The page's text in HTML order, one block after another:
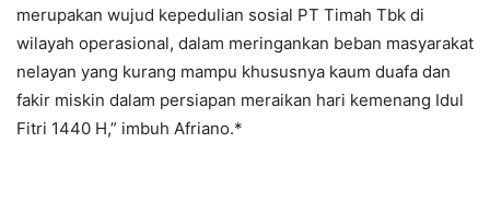
merupakan wujud kepedulian sosial PT Timah Tbk di
wilayah operasional, dalam meringankan beban masyarakat
nelayan yang kurang mampu khususnya kaum duafa dan
fakir miskin dalam persiapan meraikan hari kemenang Idul
Fitri 1440 H,” imbuh Afriano.*